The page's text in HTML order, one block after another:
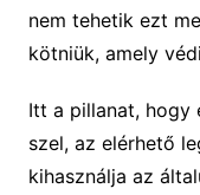
nem tehetik ezt
kötniük, amely
Itt a pillanat, hogy
szel, az elérhető
kihasználja az